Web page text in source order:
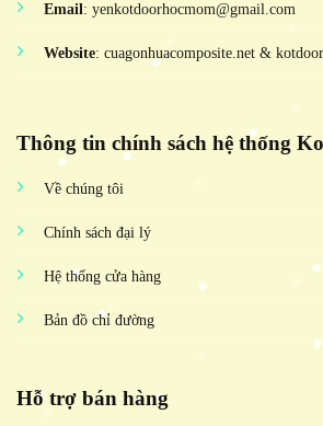
Email: yenkotdoorhocmom@gmail.com
Website: cuagonhuacomposite.net &
Thông tin chính sách hệ thống
Về chúng tôi
Chính sách đại lý
Hệ thống cửa hàng
Bản đồ chỉ đường
Hỗ trợ bán hàng